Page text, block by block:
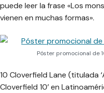
puede leer la frase «Los
vienen en muchas formas».
Póster promocional de
10 Cloverfield Lane (titulada
Cloverfield 10’ en